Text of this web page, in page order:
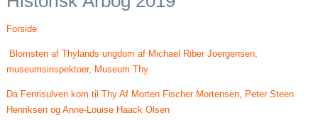
Forside
Blomsten af Thylands ungdom af Michael Riber Joergensen,
museumsinspektoer, Museum Thy
Da Fenrisulven kom til Thy Af Morten Fischer Mortensen, Peter Steen
Henriksen og Anne-Louise Haack Olsen